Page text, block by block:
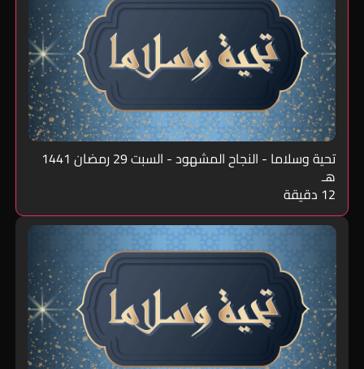
تحية وسلاما - النجاح المشهود - السبت 29 رمضان 1441
هـ
12 دقيقة